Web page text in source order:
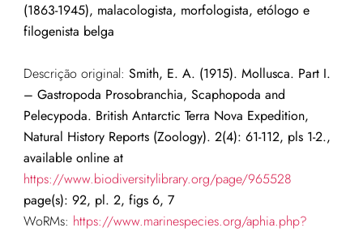
(1863-1945), malacologista, morfologista, etólogo e
filogenista belga
Descrição original: Smith, E. A. (1915). Mollusca. Part I.
– Gastropoda Prosobranchia, Scaphopoda and
Pelecypoda. British Antarctic Terra Nova Expedition,
Natural History Reports (Zoology). 2(4): 61-112, pls 1-2.,
available online at
https://www.biodiversitylibrary.org/page/965528
page(s): 92, pl. 2, figs 6, 7
WoRMs: https://www.marinespecies.org/aphia.php?